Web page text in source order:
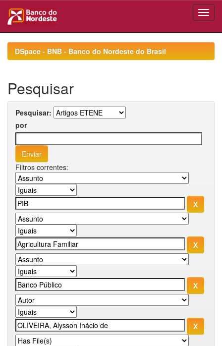
navigationDSpace - BNB - Banco do Nordeste do Brasil
Pesquisar
Pesquisar:
por
Filtros correntes: